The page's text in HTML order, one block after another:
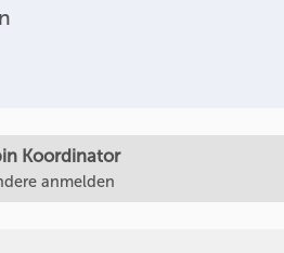
Koordinator
anmelden